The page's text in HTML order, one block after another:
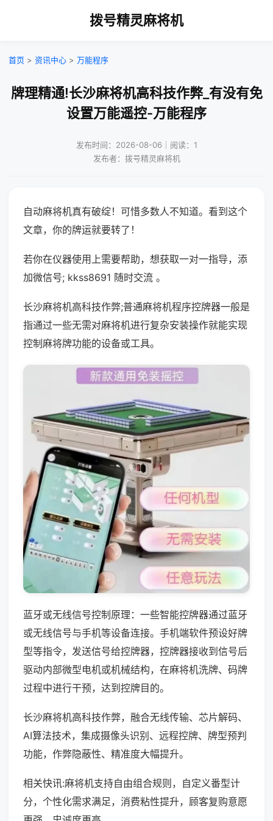
拨号精灵麻将机
首页 > 资讯中心 > 万能程序
牌理精通!长沙麻将机高科技作弊_有没有免
设置万能遥控-万能程序
发布时间：2026-08-06｜阅读：1
发布者：拨号精灵麻将机
自动麻将机真有破绽！可惜多数人不知道。看到这个
文章，你的牌运就要转了！
若你在仪器使用上需要帮助，想获取一对一指导，添
加微信号; kkss8691 随时交流 。
长沙麻将机高科技作弊;普通麻将机程序控牌器一般是
指通过一些无需对麻将机进行复杂安装操作就能实现
控制麻将牌功能的设备或工具。
蓝牙或无线信号控制原理：一些智能控牌器通过蓝牙
或无线信号与手机等设备连接。手机端软件预设好牌
型等指令，发送信号给控牌器，控牌器接收到信号后
驱动内部微型电机或机械结构，在麻将机洗牌、码牌
过程中进行干预，达到控牌目的。
长沙麻将机高科技作弊，融合无线传输、芯片解码、
AI算法技术，集成摄像头识别、远程控牌、牌型预判
功能，作弊隐蔽性、精准度大幅提升。
相关快讯:麻将机支持自由组合规则，自定义番型计
分，个性化需求满足，消费粘性提升，顾客复购意愿